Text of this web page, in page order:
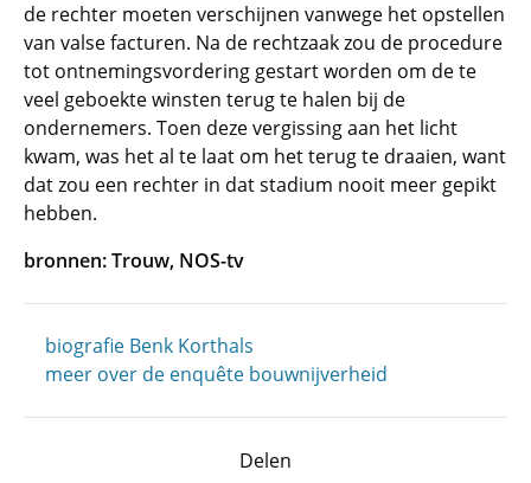
de rechter moeten verschijnen vanwege het opstellen
van valse facturen. Na de rechtzaak zou de procedure
tot ontnemingsvordering gestart worden om de te
veel geboekte winsten terug te halen bij de
ondernemers. Toen deze vergissing aan het licht
kwam, was het al te laat om het terug te draaien, want
dat zou een rechter in dat stadium nooit meer gepikt
hebben.
bronnen: Trouw, NOS-tv
biografie Benk Korthals
meer over de enquête bouwnijverheid
Delen